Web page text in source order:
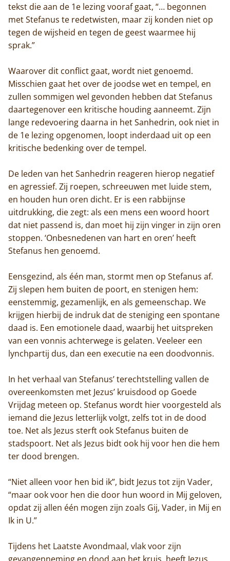
Trappisten
tekst die aan de 1e lezing vooraf gaat, “… begonnen
met Stefanus te redetwisten, maar zij konden niet op
tegen de wijsheid en tegen de geest waarmee hij
sprak.”
Waarover dit conflict gaat, wordt niet genoemd.
Misschien gaat het over de joodse wet en tempel, en
zullen sommigen wel gevonden hebben dat Stefanus
daartegenover een kritische houding aanneemt. Zijn
lange redevoering daarna in het Sanhedrin, ook niet in
de 1e lezing opgenomen, loopt inderdaad uit op een
kritische bedenking over de tempel.
De leden van het Sanhedrin reageren hierop negatief
en agressief. Zij roepen, schreeuwen met luide stem,
en houden hun oren dicht. Er is een rabbijnse
uitdrukking, die zegt: als een mens een woord hoort
dat niet passend is, dan moet hij zijn vinger in zijn oren
stoppen. ‘Onbesnedenen van hart en oren’ heeft
Stefanus hen genoemd.
Eensgezind, als één man, stormt men op Stefanus af.
Zij slepen hem buiten de poort, en stenigen hem:
eenstemmig, gezamenlijk, en als gemeenschap. We
krijgen hierbij de indruk dat de steniging een spontane
daad is. Een emotionele daad, waarbij het uitspreken
van een vonnis achterwege is gelaten. Veeleer een
lynchpartij dus, dan een executie na een doodvonnis.
In het verhaal van Stefanus’ terechtstelling vallen de
overeenkomsten met Jezus’ kruisdood op Goede
Vrijdag meteen op. Stefanus wordt hier voorgesteld als
iemand die Jezus letterlijk volgt, zelfs tot in de dood
toe. Net als Jezus sterft ook Stefanus buiten de
stadspoort. Net als Jezus bidt ook hij voor hen die hem
ter dood brengen.
“Niet alleen voor hen bid ik”, bidt Jezus tot zijn Vader,
“maar ook voor hen die door hun woord in Mij geloven,
opdat zij allen één mogen zijn zoals Gij, Vader, in Mij en
Ik in U.”
Tijdens het Laatste Avondmaal, vlak voor zijn